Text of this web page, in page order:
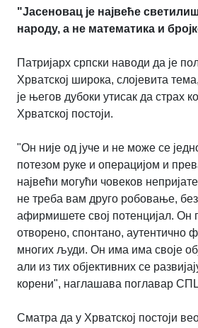
"Јасеновац је највеће
народу, а не математика и
Патријарх српски наводи да је
Хрватској широка, слојевита
је његов дубоки утисак да страх
Хрватској постоји.
"Он није од јуче и не може се
потезом руке и операцијом и
највећи могући човеков
не треба вам друго робовање,
афирмишете свој потенцијал. Он
отворено, спонтано, аутентично
многих људи. Он има има своје
али из тих објективних се
корени", наглашава поглавар
Сматра да у Хрватској постоји